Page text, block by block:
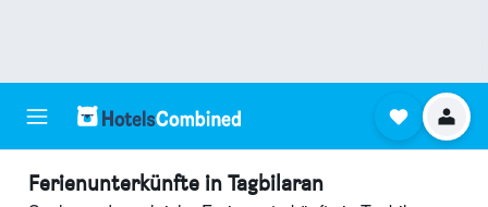
Ferienunterkünfte in Tagbilaran